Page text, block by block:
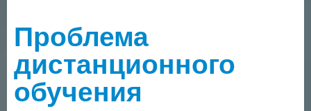
Проблема
дистанционного
обучения